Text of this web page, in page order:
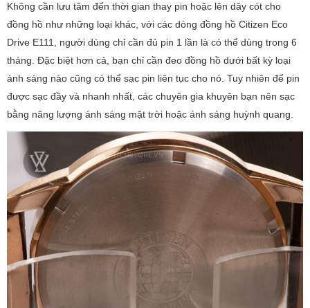
Không cần lưu tâm đến thời gian thay pin hoặc lên dây cót cho
đồng hồ như những loại khác, với các dòng đồng hồ Citizen Eco
Drive E111, người dùng chỉ cần đủ pin 1 lần là có thể dùng trong 6
tháng. Đặc biệt hơn cả, bạn chỉ cần đeo đồng hồ dưới bất kỳ loại
ánh sáng nào cũng có thể sạc pin liên tục cho nó. Tuy nhiên để pin
được sạc đầy và nhanh nhất, các chuyên gia khuyên bạn nên sạc
bằng năng lượng ánh sáng mặt trời hoặc ánh sáng huỳnh quang.